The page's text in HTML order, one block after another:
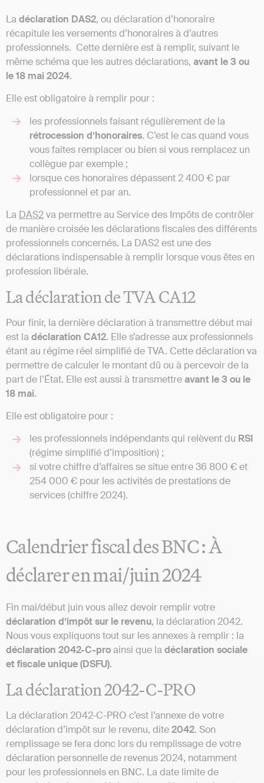
La déclaration DAS2, ou déclaration d’honoraire
récapitule les versements d’honoraires à d’autres
professionnels. Cette dernière est à remplir, suivant le
même schéma que les autres déclarations, avant le 3 ou
le 18 mai 2024.
Elle est obligatoire à remplir pour :
les professionnels faisant régulièrement de la
rétrocession d’honoraires. C’est le cas quand vous
vous faites remplacer ou bien si vous remplacez un
collègue par exemple ;
lorsque ces honoraires dépassent 2 400 € par
professionnel et par an.
La DAS2va permettre au Service des Impôts de contrôler
de manière croisée les déclarations fiscales des différents
professionnels concernés. La DAS2 est une des
déclarations indispensable à remplir lorsque vous êtes en
profession libérale.
La déclaration de TVA CA12
Pour finir, la dernière déclaration à transmettre début mai
est la déclaration CA12. Elle s’adresse aux professionnels
étant au régime réel simplifié de TVA. Cette déclaration va
permettre de calculer le montant dû ou à percevoir de la
part de l’État. Elle est aussi à transmettreavant le 3 ou le
18 mai.
Elle est obligatoire pour :
les professionnels indépendants qui relèvent du RSI
(régime simplifié d’imposition) ;
si votre chiffre d’affaires se situe entre 36 800 € et
254 000 € pour les activités de prestations de
services (chiffre 2024).
Calendrier fiscal des BNC : À
déclarer en mai/juin 2024
Fin mai/début juin vous allez devoir remplir votre
déclaration d’impôt sur le revenu, la déclaration 2042.
Nous vous expliquons tout sur les annexes à remplir : la
déclaration 2042-C-proainsi que la déclaration sociale
et fiscale unique (DSFU).
La déclaration 2042-C-PRO
La déclaration 2042-C-PRO c’est l’annexe de votre
déclaration d’impôt sur le revenu, dite2042. Son
remplissage se fera donc lors du remplissage de votre
déclaration personnelle de revenus 2024, notamment
pour les professionnels en BNC. La date limite de